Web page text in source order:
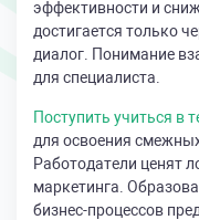
эффективности и
достигается только
диалог. Понимание
для специалиста.
Поступить учиться в
для освоения
Работодатели ценят
маркетинга.
бизнес-процессов